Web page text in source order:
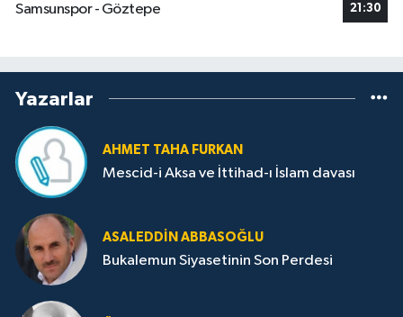
Samsunspor - Göztepe
21:30
Yazarlar
AHMET TAHA FURKAN
Mescid-i Aksa ve İttihad-ı İslam davası
ASALEDDIN ABBASOĞLU
Bukalemun Siyasetinin Son Perdesi